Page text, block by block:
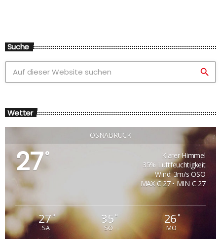
Suche
search
Wetter
OSNABRÜCK
27°
Klarer Himmel
35% Luftfeuchtigkeit
Wind: 3m/s OSO
MAX C 27 • MIN C 27
27°
SA
35 °
SO
26°
MO